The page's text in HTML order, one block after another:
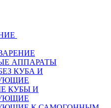
АППАРАТЫ
КУБА И
КУБЫ И